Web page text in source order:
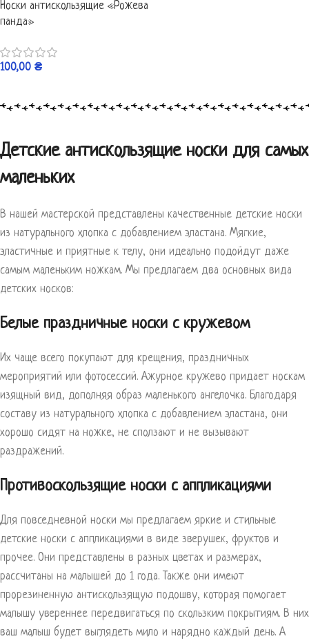
Носки антискользящие «Рожева
панда»
100,00 ₴
Детские антискользящие носки для самых
маленьких
В нашей мастерской представлены качественные детские носки
из натурального хлопка с добавлением эластана. Мягкие,
эластичные и приятные к телу, они идеально подойдут даже
самым маленьким ножкам. Мы предлагаем два основных вида
детских носков:
Белые праздничные носки с кружевом
Их чаще всего покупают для крещения, праздничных
мероприятий или фотосессий. Ажурное кружево придает носкам
изящный вид, дополняя образ маленького ангелочка. Благодаря
составу из натурального хлопка с добавлением эластана, они
хорошо сидят на ножке, не сползают и не вызывают
раздражений.
Противоскользящие носки с аппликациями
Для повседневной носки мы предлагаем яркие и стильные
детские носки с аппликациями в виде зверушек, фруктов и
прочее. Они представлены в разных цветах и размерах,
рассчитаны на малышей до 1 года. Также они имеют
прорезиненную антискользящую подошву, которая помогает
малышу увереннее передвигаться по скользким покрытиям. В них
ваш малыш будет выглядеть мило и нарядно каждый день. А